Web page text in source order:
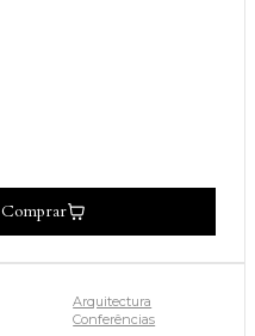
Comprar
Arquitectura
Conferências